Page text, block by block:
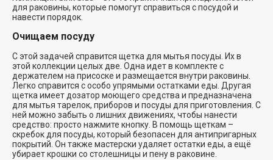
для раковины, которые помогут справиться с посудой и
навести порядок.
Очищаем посуду
С этой задачей справится щетка для мытья посуды. Их в
этой коллекции целых две. Одна идет в комплекте с
держателем на присоске и размещается внутри раковины.
Легко справится с особо упрямыми остатками еды. Другая
щетка имеет дозатор моющего средства и предназначена
для мытья тарелок, приборов и посуды для приготовления. С
ней можно забыть о лишних движениях, чтобы нанести
средство: просто нажмите кнопку. В помощь щеткам –
скребок для посуды, который безопасен для антипригарных
покрытий. Он также мастерски удаляет остатки еды, а ещё
убирает крошки со столешницы и пену в раковине.